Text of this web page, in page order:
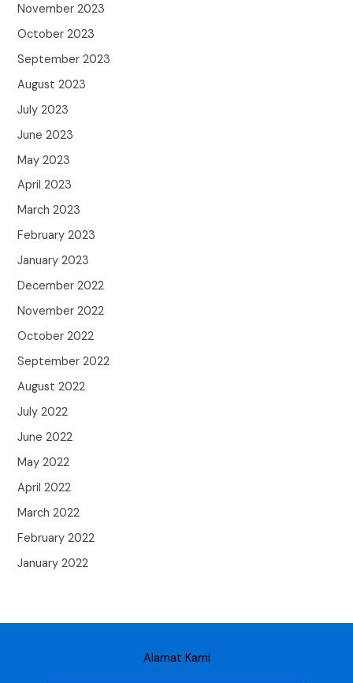
November 2023
October 2023
September 2023
August 2023
July 2023
June 2023
May 2023
April 2023
March 2023
February 2023
January 2023
December 2022
November 2022
October 2022
September 2022
August 2022
July 2022
June 2022
May 2022
April 2022
March 2022
February 2022
January 2022
Alamat Kami